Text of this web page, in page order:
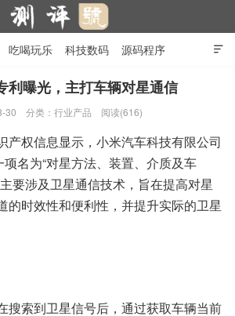

吃喝玩乐 科技数码 源码程序
隐私政策
利曝光，主打车辆对星通信
30 分类： 行业产品 阅读(616)
产权信息显示，小米汽车科技有限公司
名为“对星方法、装置、介质及车
要涉及卫星通信技术，旨在提高对星
的时效性和便利性，并提升实际的卫星
搜索到卫星信号后，通过获取车辆当前